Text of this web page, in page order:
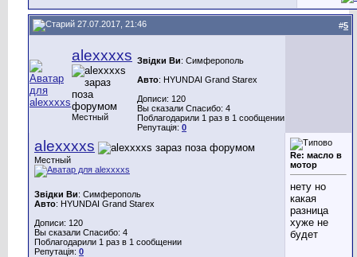
27.07.2017, 21:46 #5
alexxxxs
Местный
Звідки Ви: Симферополь
Авто: HYUNDAI Grand Starex
Дописи: 120
Вы сказали Спасибо: 4
Поблагодарили 1 раз в 1 сообщении
Репутація: 0
alexxxxs
Местный
Звідки Ви: Симферополь
Авто: HYUNDAI Grand Starex
Дописи: 120
Вы сказали Спасибо: 4
Поблагодарили 1 раз в 1 сообщении
Репутація: 0
Re: масло в
мотор
нету но
какая
разница
хуже не
будет